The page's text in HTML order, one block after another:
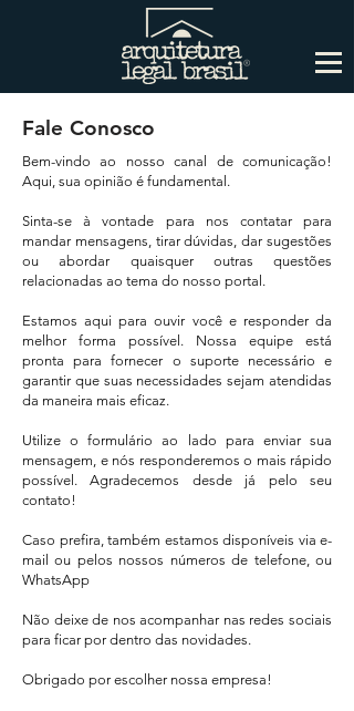
Fale Conosco
Bem-vindo ao nosso canal de comunicação!
Aqui, sua opinião é fundamental.
Sinta-se à vontade para nos contatar para
mandar mensagens, tirar dúvidas, dar sugestões
ou abordar quaisquer outras questões
relacionadas ao tema do nosso portal.
Estamos aqui para ouvir você e responder da
melhor forma possível. Nossa equipe está
pronta para fornecer o suporte necessário e
garantir que suas necessidades sejam atendidas
da maneira mais eficaz.
Utilize o formulário ao lado para enviar sua
mensagem, e nós responderemos o mais rápido
possível. Agradecemos desde já pelo seu
contato!
Caso prefira, também estamos disponíveis via e-
mail ou pelos nossos números de telefone, ou
WhatsApp
Não deixe de nos acompanhar nas redes sociais
para ficar por dentro das novidades.
Obrigado por escolher nossa empresa!